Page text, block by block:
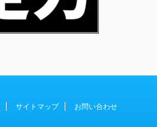
サイトマップ お問い合わせ